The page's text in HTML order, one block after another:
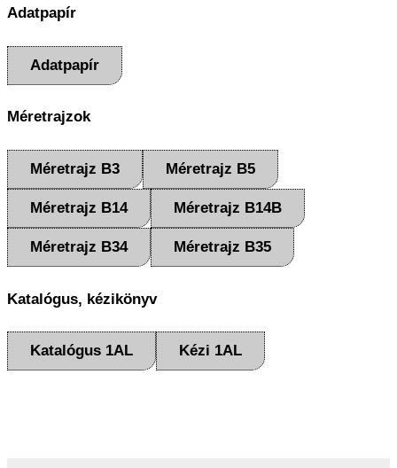
Adatpapír
Adatpapír
Méretrajzok
Méretrajz B3 Méretrajz B5
Méretrajz B14 Méretrajz B14B
Méretrajz B34 Méretrajz B35
Katalógus, kézikönyv
Katalógus 1AL Kézi 1AL